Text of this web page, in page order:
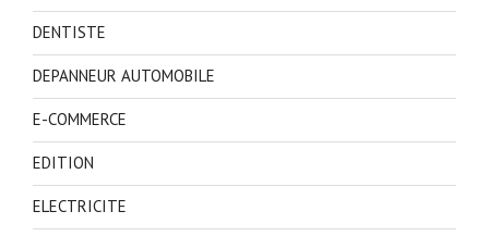
DENTISTE
DEPANNEUR AUTOMOBILE
E-COMMERCE
EDITION
ELECTRICITE